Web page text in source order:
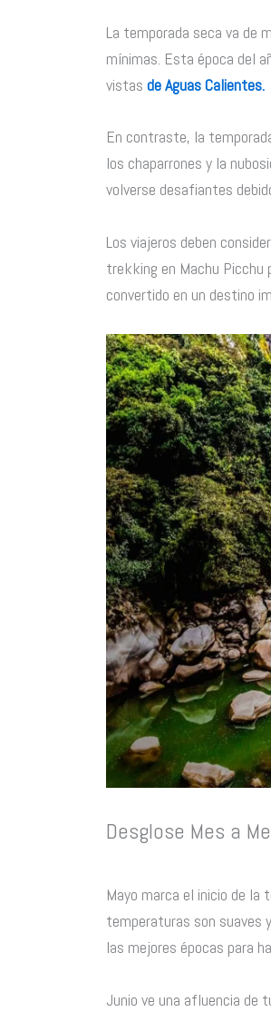
La temporada seca va de
mínimas. Esta época del
vistas de Aguas Calientes.
En contraste, la
los chaparrones y la
volverse desafiantes
Los viajeros deben
trekking en Machu Picchu
convertido en un destino
Desglose Mes a
Mayo marca el inicio de la
temperaturas son suaves
las mejores épocas para
Junio ve una afluencia de